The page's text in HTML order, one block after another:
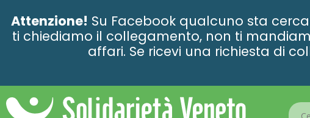
Attenzione! Su Facebook qualcuno sta
ti chiediamo il collegamento, non ti
affari. Se ricevi una richiesta di